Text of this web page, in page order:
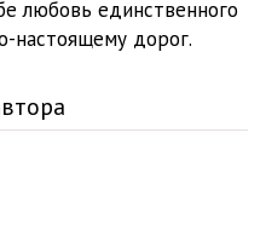
19:27
любовь единственного
настоящему дорог.